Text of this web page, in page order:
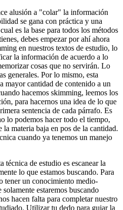
alusión a "colar" la información
se gana con práctica y una
es la base para todos los métodos
debes empezar por ahí ahora
en nuestros textos de estudio, lo
la información de acuerdo a lo
cosas que no servirán. Lo
generales. Por lo mismo, esta
mayor cantidad de contenido a un
hacemos skimming, leemos los
para hacernos una idea de lo que
sentencia de cada párrafo. Es
lo podemos hacer todo el tiempo,
materia baja en pos de la cantidad.
cuando ya tenemos un manejo
técnica de estudio es escanear la
lo que estamos buscando. Para
tener un conocimiento medio-
estaremos buscando
hacen falta para completar nuestro
Utilizar tu dedo para guiar la